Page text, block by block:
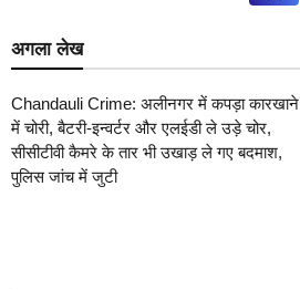
अगला लेख
Chandauli Crime: अलीनगर में कपड़ा कारखाने
में चोरी, बैटरी-इन्वर्टर और एलईडी ले उड़े चोर,
सीसीटीवी कैमरे के तार भी उखाड़ ले गए बदमाश,
पुलिस जांच में जुटी